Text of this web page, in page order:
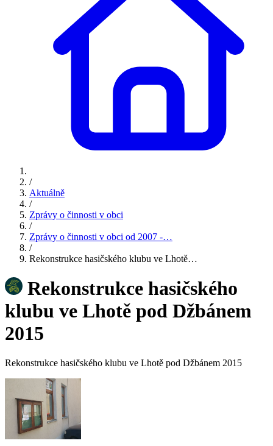
/
Aktuálně
/
Zprávy o činnosti v obci
/
Zprávy o činnosti v obci od 2007 -…
/
Rekonstrukce hasičského klubu ve Lhotě…
Rekonstrukce hasičského
klubu ve Lhotě pod Džbánem
2015
Rekonstrukce hasičského klubu ve Lhotě pod Džbánem 2015